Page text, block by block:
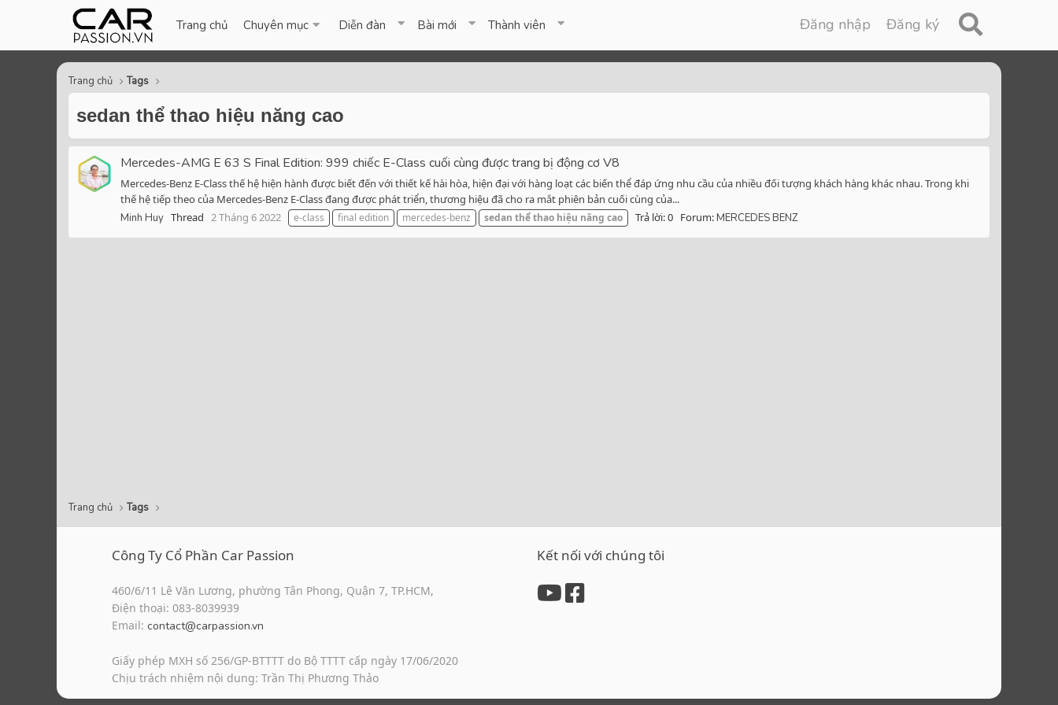
Trang chủ Chuyên mục Diễn đàn Bài mới Thành viên Đăng nhập Đăng ký
Trang chủ Tags
sedan thể thao hiệu năng cao
Mercedes-AMG E 63 S Final Edition: 999 chiếc E-Class cuối cùng được trang bị động cơ V8
Mercedes-Benz E-Class thế hệ hiện hành được biết đến với thiết kế hài hòa, hiện đại với hàng loạt các biến thể đáp ứng nhu cầu của nhiều đối tượng khách hàng khác nhau. Trong khi
thế hệ tiếp theo của Mercedes-Benz E-Class đang được phát triển, thương hiệu đã cho ra mắt phiên bản cuối cùng của...
Minh Huy Thread 2 Tháng 6 2022 e-class final edition mercedes-benz sedan thểthao hiệu năng cao Trả lời: 0 Forum:MERCEDES BENZ
Trang chủ Tags
Công Ty Cổ Phần Car Passion
460/6/11 Lê Văn Lương, phường Tân Phong, Quận 7, TP.HCM,
Điện thoại: 083-8039939
Email: contact@carpassion.vn
Giấy phép MXH số 256/GP-BTTTT do Bộ TTTT cấp ngày 17/06/2020
Chịu trách nhiệm nội dung: Trần Thị Phương Thảo
Kết nối với chúng tôi